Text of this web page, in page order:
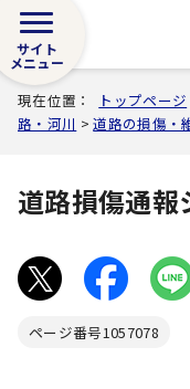
サイト
メニュー
現在位置： トップページ
路・河川 >道路の損傷・
道路損傷通報
ページ番号1057078